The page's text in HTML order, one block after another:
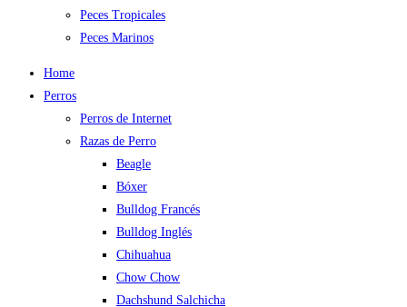
Peces Tropicales
Peces Marinos
Home
Perros
Perros de Internet
Razas de Perro
Beagle
Bóxer
Bulldog Francés
Bulldog Inglés
Chihuahua
Chow Chow
Dachshund Salchicha